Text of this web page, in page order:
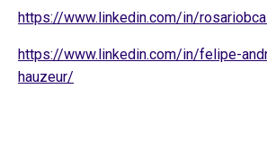
https://www.linkedin.com/in/
https://www.linkedin.com/in/felipe-
hauzeur/